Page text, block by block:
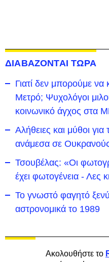
ΔΙΑΒΑΖΟΝΤΑΙ ΤΩΡΑ
Γιατί δεν μπορούμε
Μετρό; Ψυχολόγοι
κοινωνικό άγχος στα
Αλήθειες και μύθοι
ανάμεσα σε
Τσουβέλας: «Οι
έχει φωτογένεια - Λες
Το γνωστό φαγητό
αστρονομικά το 1989
Ακολουθήστε το